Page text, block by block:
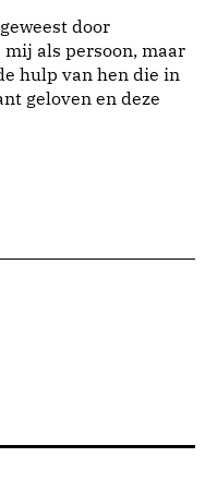
door
als persoon, maar
hulp van hen die in
geloven en deze